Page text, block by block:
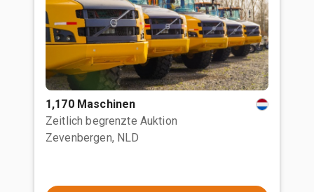
1,170 Maschinen
Zeitlich begrenzte Auktion
Zevenbergen, NLD